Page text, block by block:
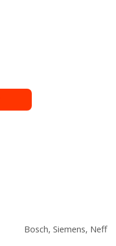
Bosch, Siemens, Neff